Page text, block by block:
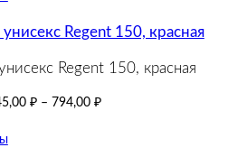
Regent 150, красная
₽ – 794,00 ₽